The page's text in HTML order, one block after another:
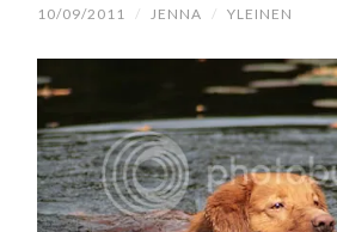
10/09/2011 / JENNA / YLEINEN